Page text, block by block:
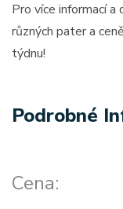
Pro více informací
různých pater a
týdnu!
Podrobné
Cena: